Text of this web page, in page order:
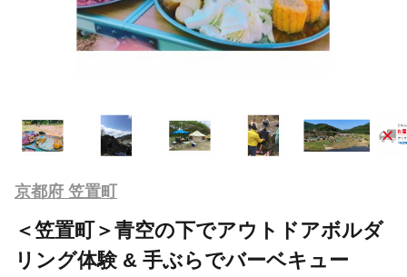
京都府 笠置町
＜笠置町＞青空の下でアウトドアボルダ
リング体験 & 手ぶらでバーベキュー